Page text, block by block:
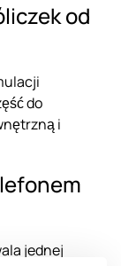
od
do
i
jednej